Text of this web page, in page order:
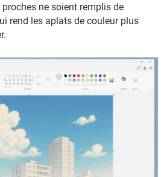
ne soient remplis de
rend les aplats de couleur plus